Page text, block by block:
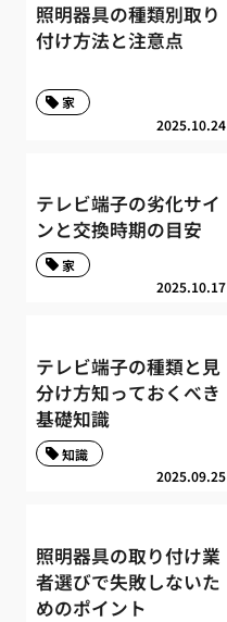
照明器具の種類別取り
付け方法と注意点
2025.10.24
家
テレビ端子の劣化サイ
ンと交換時期の目安
2025.10.17
家
テレビ端子の種類と見
分け方知っておくべき
基礎知識
2025.09.25
知識
照明器具の取り付け業
者選びで失敗しないた
めのポイント